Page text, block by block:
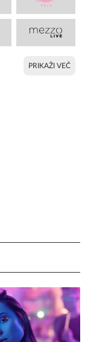
PRIKAŽI VEČ